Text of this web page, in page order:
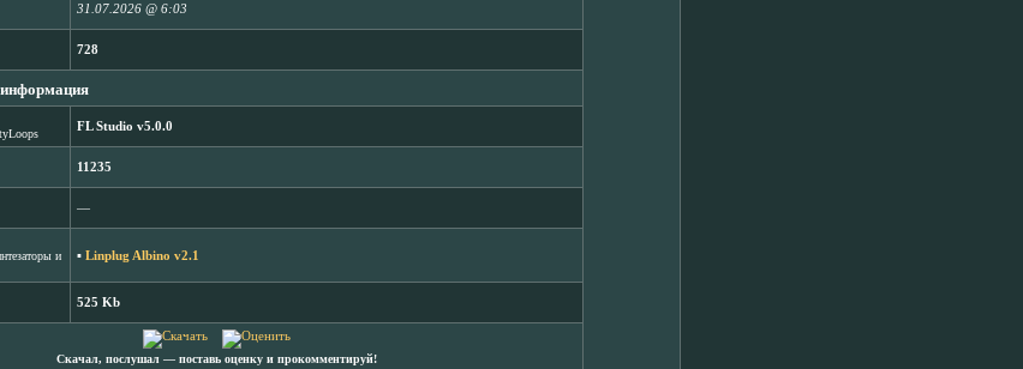
31.07.2026 @ 6:03
728
FL Studio v5.0.0
11235
―
и
▪ Linplug Albino v2.1
525 Kb
Скачал, послушал ― поставь оценку и прокомментируй!